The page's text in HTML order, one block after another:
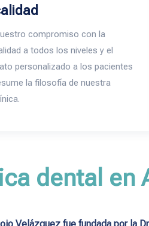
compromiso con la
a todos los niveles y el
personalizado a los pacientes
la filosofía de nuestra
dental en
Velázquez fue fundada por la